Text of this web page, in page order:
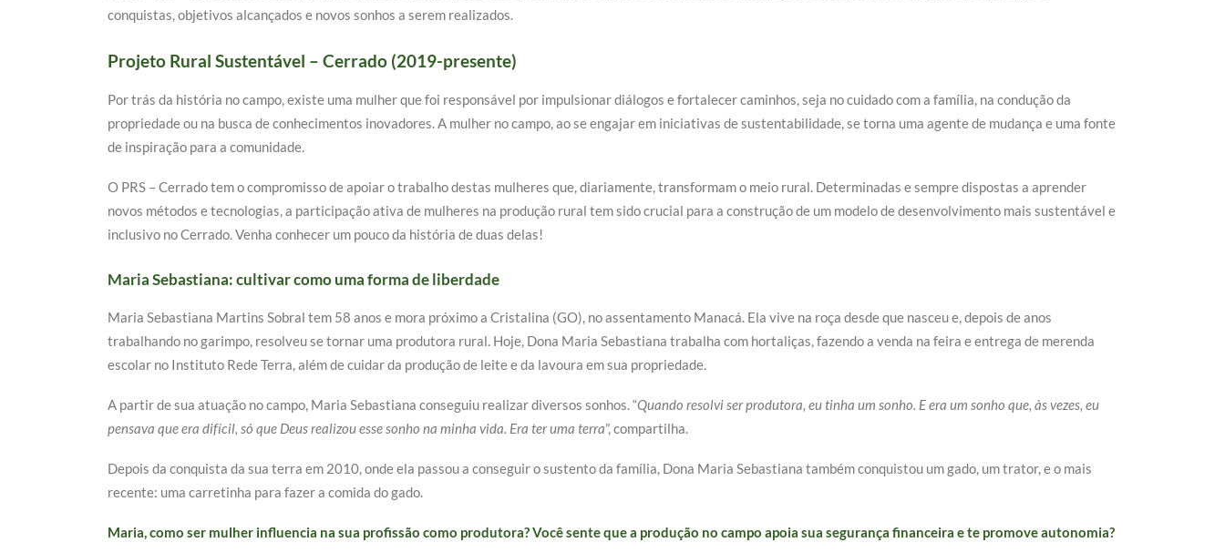
conquistas, objetivos alcançados e novos sonhos a serem realizados.
Projeto Rural Sustentável – Cerrado (2019-presente)
Por trás da história no campo, existe uma mulher que foi responsável por impulsionar diálogos e fortalecer caminhos, seja no cuidado com a família, na condução da
propriedade ou na busca de conhecimentos inovadores. A mulher no campo, ao se engajar em iniciativas de sustentabilidade, se torna uma agente de mudança e uma fonte
de inspiração para a comunidade.
O PRS – Cerrado tem o compromisso de apoiar o trabalho destas mulheres que, diariamente, transformam o meio rural. Determinadas e sempre dispostas a aprender
novos métodos e tecnologias, a participação ativa de mulheres na produção rural tem sido crucial para a construção de um modelo de desenvolvimento mais sustentável e
inclusivo no Cerrado. Venha conhecer um pouco da história de duas delas!
Maria Sebastiana: cultivar como uma forma de liberdade
Maria Sebastiana Martins Sobral tem 58 anos e mora próximo a Cristalina (GO), no assentamento Manacá. Ela vive na roça desde que nasceu e, depois de anos
trabalhando no garimpo, resolveu se tornar uma produtora rural. Hoje, Dona Maria Sebastiana trabalha com hortaliças, fazendo a venda na feira e entrega de merenda
escolar no Instituto Rede Terra, além de cuidar da produção de leite e da lavoura em sua propriedade.
A partir de sua atuação no campo, Maria Sebastiana conseguiu realizar diversos sonhos. “Quando resolvi ser produtora, eu tinha um sonho. E era um sonho que, às vezes, eu
pensava que era difícil, só que Deus realizou esse sonho na minha vida. Era ter uma terra”, compartilha.
Depois da conquista da sua terra em 2010, onde ela passou a conseguir o sustento da família, Dona Maria Sebastiana também conquistou um gado, um trator, e o mais
recente: uma carretinha para fazer a comida do gado.
Maria, como ser mulher influencia na sua profissão como produtora? Você sente que a produção no campo apoia sua segurança financeira e te promove autonomia?